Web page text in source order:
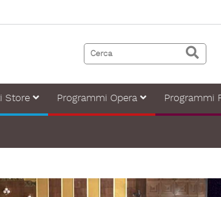
Store Programmi Opera Programmi